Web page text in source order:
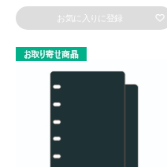
お気に入りに登録